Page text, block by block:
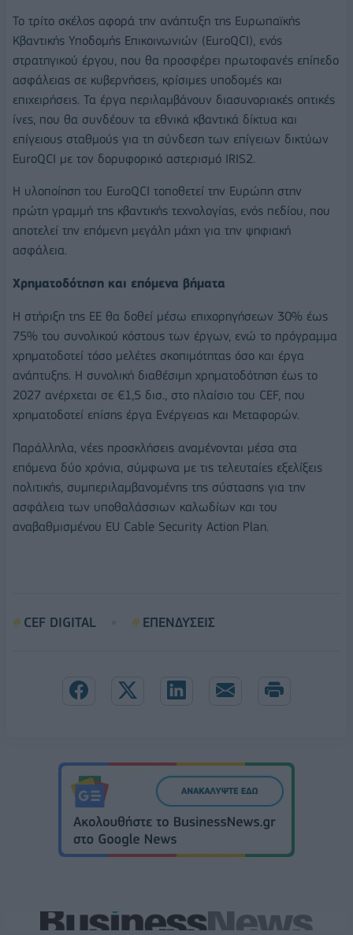
Το τρίτο σκέλος αφορά την ανάπτυξη της Ευρωπαϊκής
Κβαντικής Υποδομής Επικοινωνιών (EuroQCI), ενός
στρατηγικού έργου, που θα προσφέρει πρωτοφανές επίπεδο
ασφάλειας σε κυβερνήσεις, κρίσιμες υποδομές και
επιχειρήσεις. Τα έργα περιλαμβάνουν διασυνοριακές οπτικές
ίνες, που θα συνδέουν τα εθνικά κβαντικά δίκτυα και
επίγειους σταθμούς για τη σύνδεση των επίγειων δικτύων
EuroQCI με τον δορυφορικό αστερισμό IRIS2.
Η υλοποίηση του EuroQCI τοποθετεί την Ευρώπη στην
πρώτη γραμμή της κβαντικής τεχνολογίας, ενός πεδίου, που
αποτελεί την επόμενη μεγάλη μάχη για την ψηφιακή
ασφάλεια.
Χρηματοδότηση και επόμενα βήματα
Η στήριξη της ΕΕ θα δοθεί μέσω επιχορηγήσεων 30% έως
75% του συνολικού κόστους των έργων, ενώ το πρόγραμμα
χρηματοδοτεί τόσο μελέτες σκοπιμότητας όσο και έργα
ανάπτυξης. Η συνολική διαθέσιμη χρηματοδότηση έως το
2027 ανέρχεται σε €1,5 δισ., στο πλαίσιο του CEF, που
χρηματοδοτεί επίσης έργα Ενέργειας και Μεταφορών.
Παράλληλα, νέες προσκλήσεις αναμένονται μέσα στα
επόμενα δύο χρόνια, σύμφωνα με τις τελευταίες εξελίξεις
πολιτικής, συμπεριλαμβανομένης της σύστασης για την
ασφάλεια των υποθαλάσσιων καλωδίων και του
αναβαθμισμένου EU Cable Security Action Plan.
CEF DIGITAL ΕΠΕΝΔΥΣΕΙΣ